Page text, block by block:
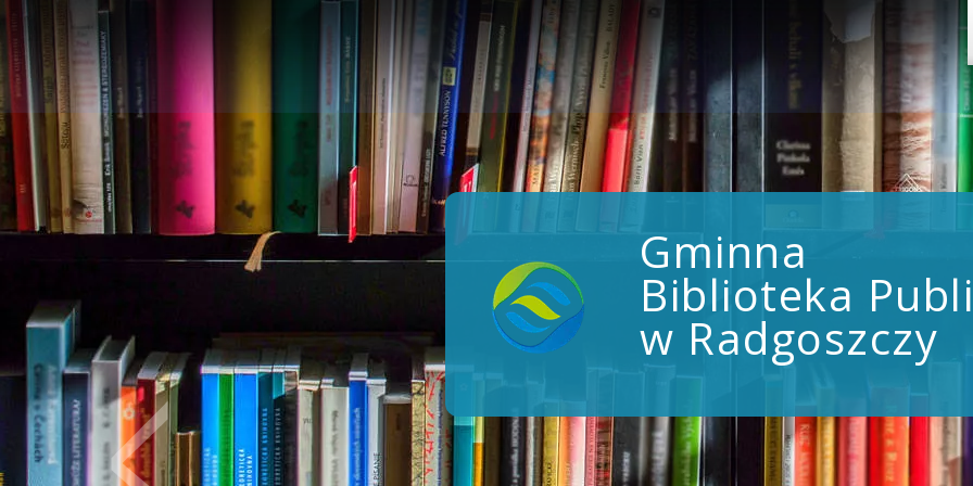
Gminna
Biblioteka
w Radgoszczy